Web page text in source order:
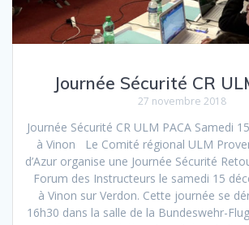
Journée Sécurité CR
27 novembre 2018
Journée Sécurité CR ULM PACA Samedi
à Vinon Le Comité régional ULM
d’Azur organise une Journée Sécurité
Forum des Instructeurs le samedi 15
à Vinon sur Verdon. Cette journée se
16h30 dans la salle de la Bundeswehr-